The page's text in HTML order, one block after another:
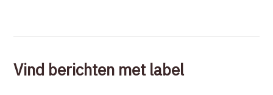
Vind berichten met label